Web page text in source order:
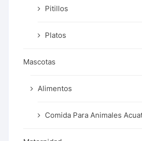
Pitillos
Platos
Mascotas
Alimentos
Comida Para Animales